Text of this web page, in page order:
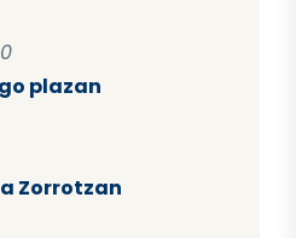
plazan
Zorrotzan